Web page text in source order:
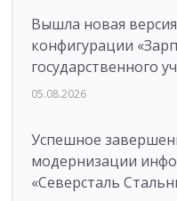
Вышла новая
конфигурации
государственного
05.08.2026
Успешное
модернизации
«Северсталь